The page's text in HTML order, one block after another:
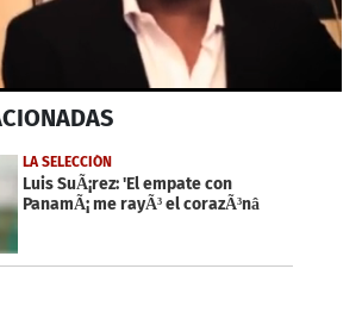
LA SELECCIÓN
Luis SuÃ¡rez: 'El empate con
PanamÃ¡ me rayÃ³ el corazÃ³nâ